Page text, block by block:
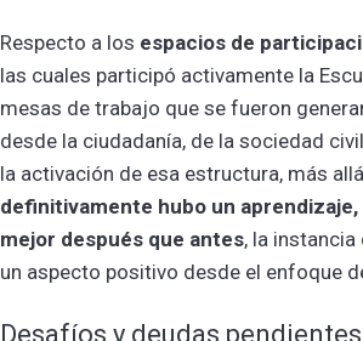
Respecto a los espacios de
las cuales participó activamente la
mesas de trabajo que se fueron
desde la ciudadanía, de la sociedad
la activación de esa estructura, más
definitivamente hubo un
mejor después que antes, la
un aspecto positivo desde el enfoque
Desafíos y deudas